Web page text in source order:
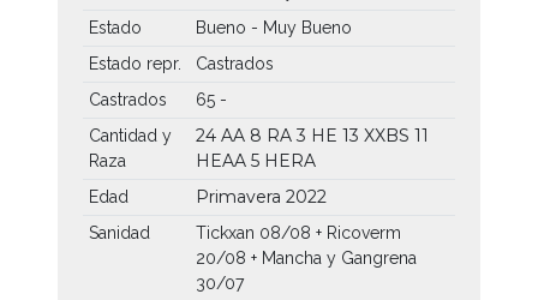
Estado
Bueno - Muy Bueno
Estado repr.
Castrados
Castrados
65 -
Cantidad y
Raza
24 AA 8 RA 3 HE 13 XXBS 11
HEAA 5 HERA
Edad Primavera 2022
Sanidad
Tickxan 08/08 + Ricoverm
20/08 + Mancha y Gangrena
30/07